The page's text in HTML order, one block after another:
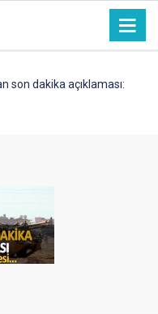
son dakika açıklaması: